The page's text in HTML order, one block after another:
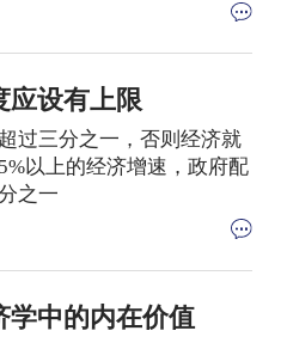
应设有上限
过三分之一，否则经济就
以上的经济增速，政府配
之一
学中的内在价值